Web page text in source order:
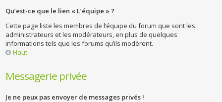
Qu’est-ce que le lien « L’équipe » ?
Cette page liste les membres de l’équipe du forum que sont les
administrateurs et les modérateurs, en plus de quelques
informations tels que les forums qu’ils modèrent.
Haut
Messagerie privée
Je ne peux pas envoyer de messages privés !